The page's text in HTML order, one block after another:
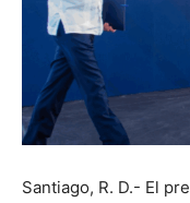
Santiago, R. D.- El